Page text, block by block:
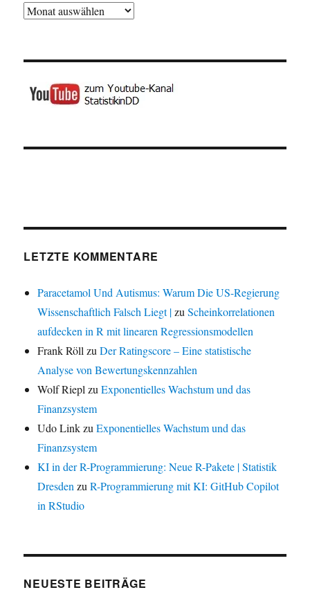
Archiv
LETZTE KOMMENTARE
Paracetamol Und Autismus: Warum Die US-Regierung
Wissenschaftlich Falsch Liegt |zuScheinkorrelationen
aufdecken in R mit linearen Regressionsmodellen
Frank Röll zuDer Ratingscore – Eine statistische
Analyse von Bewertungskennzahlen
Wolf Riepl zuExponentielles Wachstum und das
Finanzsystem
Udo LinkzuExponentielles Wachstum und das
Finanzsystem
KI in der R-Programmierung: Neue R-Pakete | Statistik
Dresden zuR-Programmierung mit KI: GitHub Copilot
in RStudio
NEUESTE BEITRÄGE